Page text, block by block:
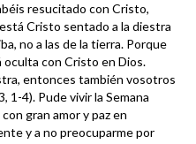
resucitado con Cristo,
Cristo sentado a la diestra
no a las de la tierra. Porque
con Cristo en Dios.
entonces también vosotros
1-4). Pude vivir la Semana
gran amor y paz en
y a no preocuparme por